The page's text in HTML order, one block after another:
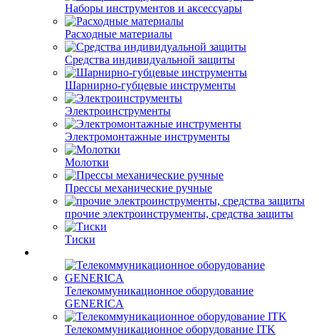
Наборы инструментов и аксессуары
Расходные материалы
Средства индивидуальной защиты
Шарнирно-губцевые инструменты
Электроинструменты
Электромонтажные инструменты
Молотки
Прессы механические ручные
прочие электроинструменты, средства защиты
Тиски
Телекоммуникационное оборудование
GENERICA
Телекоммуникационное оборудование ITK